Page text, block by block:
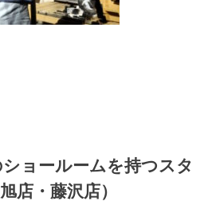
ョールームを持つスタ
店・藤沢店）